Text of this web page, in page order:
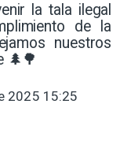
la tala ilegal
de la
nuestros
🌲🌳
2025 15:25